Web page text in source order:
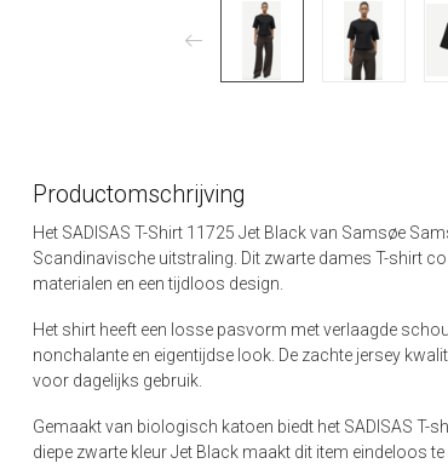
Productomschrijving
Het SADISAS T-Shirt 11725 Jet Black van Samsøe
Scandinavische uitstraling. Dit zwarte dames T-shirt
materialen en een tijdloos design.
Het shirt heeft een losse pasvorm met verlaagde
nonchalante en eigentijdse look. De zachte jersey
voor dagelijks gebruik.
Gemaakt van biologisch katoen biedt het SADISAS T-
diepe zwarte kleur Jet Black maakt dit item eindeloos